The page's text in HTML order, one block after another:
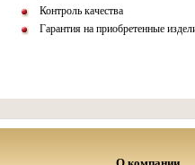
Контроль качества
Гарантия на приобретенные